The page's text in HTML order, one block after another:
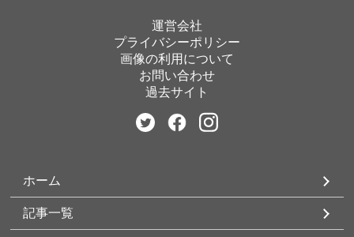
運営会社
プライバシーポリシー
画像の利用について
お問い合わせ
過去サイト
ホーム
記事一覧